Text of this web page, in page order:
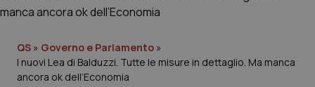
Governo e Parlamento
QS » Governo e Parlamento »
I nuovi Lea di Balduzzi. Tutte le misure in dettaglio. Ma manca
ancora ok dell’Economia